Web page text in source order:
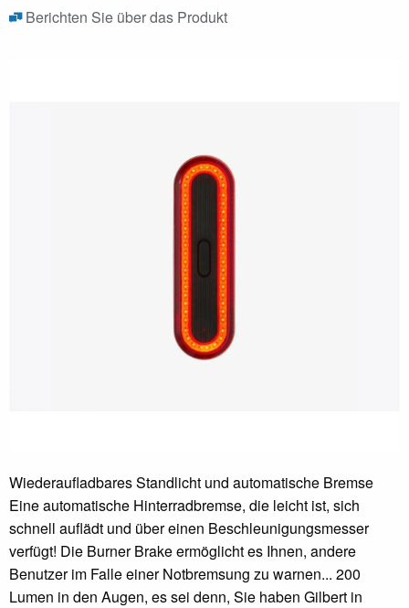
Berichten Sie über das Produkt
Wiederaufladbares Standlicht und automatische Bremse
Eine automatische Hinterradbremse, die leicht ist, sich
schnell auflädt und über einen Beschleunigungsmesser
verfügt! Die Burner Brake ermöglicht es Ihnen, andere
Benutzer im Falle einer Notbremsung zu warnen... 200
Lumen in den Augen, es sei denn, Sie haben Gilbert in